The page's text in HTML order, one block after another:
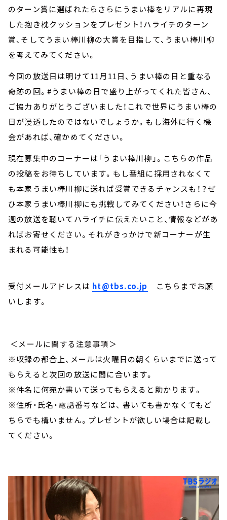
のターン賞に選ばれたらさらにうまい棒をリアルに再現
した抱き枕クッションをプレゼント！ハライチのターン
賞、そしてうまい棒川柳の大賞を目指して、うまい棒川柳
を考えてみてください。
今回の放送日は明けて11月11日、うまい棒の日と重なる
奇跡の回。#うまい棒の日で盛り上がってくれた皆さん、
ご協力ありがとうございました！これで世界にうまい棒の
日が浸透したのではないでしょうか。もし海外に行く機
会があれば、確かめてください。
現在募集中のコーナーは「うまい棒川柳」。こちらの作品
の投稿をお待ちしています。もし番組に採用されなくて
も本家うまい棒川柳に送れば受賞できるチャンスも！？ぜ
ひ本家うまい棒川柳にも挑戦してみてください！さらに今
週の放送を聴いてハライチに伝えたいこと、情報などがあ
ればお寄せください。それがきっかけで新コーナーが生
まれる可能性も！
受付メールアドレスは ht@tbs.co.jp
こちらまでお願
いします。
＜メールに関する注意事項＞
※収録の都合上、メールは火曜日の朝くらいまでに送って
もらえると次回の放送に間に合います。
※件名に何宛か書いて送ってもらえると助かります。
※住所・氏名・電話番号などは、 書いても書かなくてもど
ちらでも構いません。プレゼントが欲しい場合は記載し
てください。